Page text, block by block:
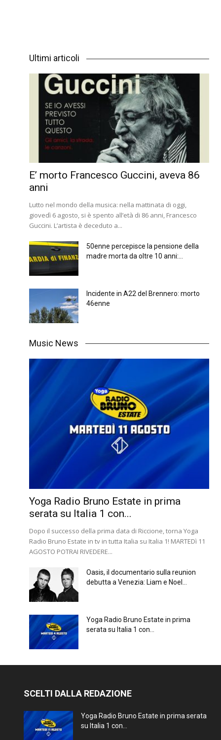
Ultimi articoli
E’ morto Francesco Guccini, aveva 86
anni
Lutto nel mondo della musica: nella mattinata di oggi,
giovedì 6 agosto, si è spento all’età di 86 anni, Francesco
Guccini. L’artista è deceduto a...
50enne percepisce la pensione della
madre morta da oltre 10 anni:...
Incidente in A22 del Brennero: morto
46enne
Music News
Yoga Radio Bruno Estate in prima
serata su Italia 1 con...
Dopo il successo della prima data di Riccione, torna Yoga
Radio Bruno Estate in tv in tutta Italia su Italia 1! MARTEDì 11
AGOSTO POTRAI RIVEDERE...
Oasis, il documentario sulla reunion
debutta a Venezia: Liam e Noel...
Yoga Radio Bruno Estate in prima
serata su Italia 1 con...
SCELTI DALLA REDAZIONE
Yoga Radio Bruno Estate in prima serata
su Italia 1 con...